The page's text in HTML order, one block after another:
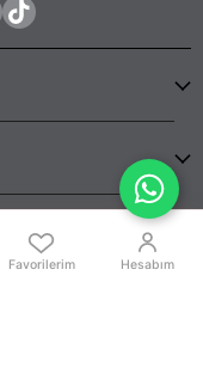
Favorilerim Hesabım